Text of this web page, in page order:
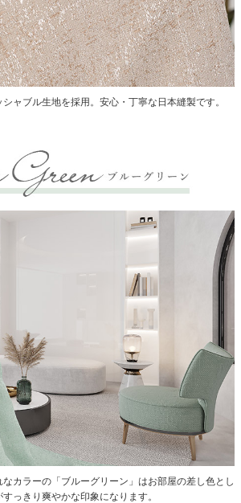
ャブル生地を採用。安心・丁寧な日本縫製です。
カラーの「ブルーグリーン」はお部屋の差し色とし
っきり爽やかな印象になります。